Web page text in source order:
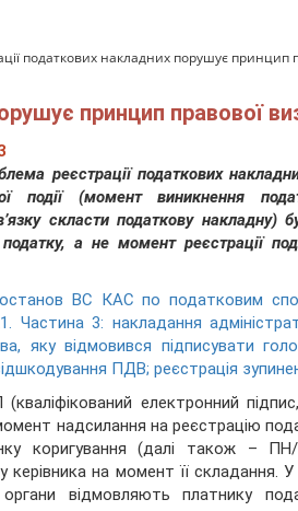
податкових накладних порушує принцип
принцип правової
реєстрації податкових
події (момент виникнення
скласти податкову накладну)
а не момент реєстрації
ВС КАС по податковим
Частина 3: накладання
яку відмовився підписувати
ПДВ; реєстрація
електронний
надсилання на реєстрацію
коригування (далі також –
керівника на момент її складання. У
відмовляють платнику